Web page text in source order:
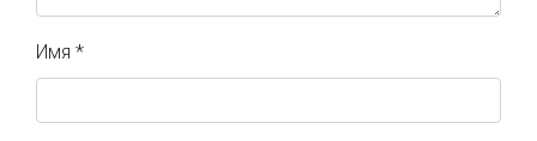
Имя *